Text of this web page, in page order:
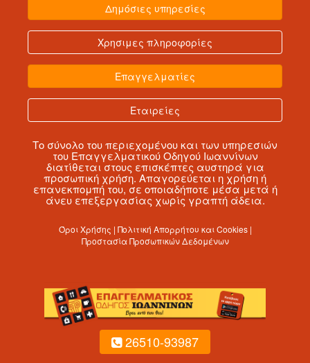
Δημόσιες υπηρεσίες
Χρησιμες πληροφορίες
Επαγγελματίες
Εταιρείες
Το σύνολο του περιεχομένου και των υπηρεσιών
του Επαγγελματικού Οδηγού Ιωαννίνων
διατίθεται στους επισκέπτες αυστηρά για
προσωπική χρήση. Απαγορεύεται η χρήση ή
επανεκπομπή του, σε οποιαδήποτε μέσα μετά ή
άνευ επεξεργασίας χωρίς γραπτή άδεια.
Όροι Χρήσης | Πολιτική Απορρήτου και Cookies |
Προστασία Προσωπικών Δεδομένων
26510-93987